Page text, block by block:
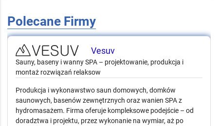
Polecane Firmy
Vesuv
Sauny, baseny i wanny SPA – projektowanie, produkcja i
montaż rozwiązań relaksow
Produkcja i wykonawstwo saun domowych, domków
saunowych, basenów zewnętrznych oraz wanien SPA z
hydromasażem. Firma oferuje kompleksowe podejście – od
doradztwa i projektu, przez wykonanie na wymiar, aż po